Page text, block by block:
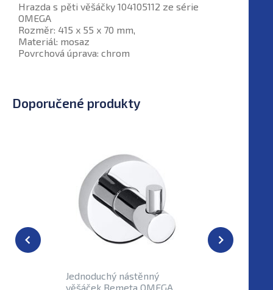
Hrazda s pěti věšáčky 104105112 ze série
OMEGA
Rozměr: 415 x 55 x 70 mm,
Materiál: mosaz
Povrchová úprava: chrom
Doporučené produkty
Jednoduchý nástěnný
věšáček Bemeta OMEGA,
Externí